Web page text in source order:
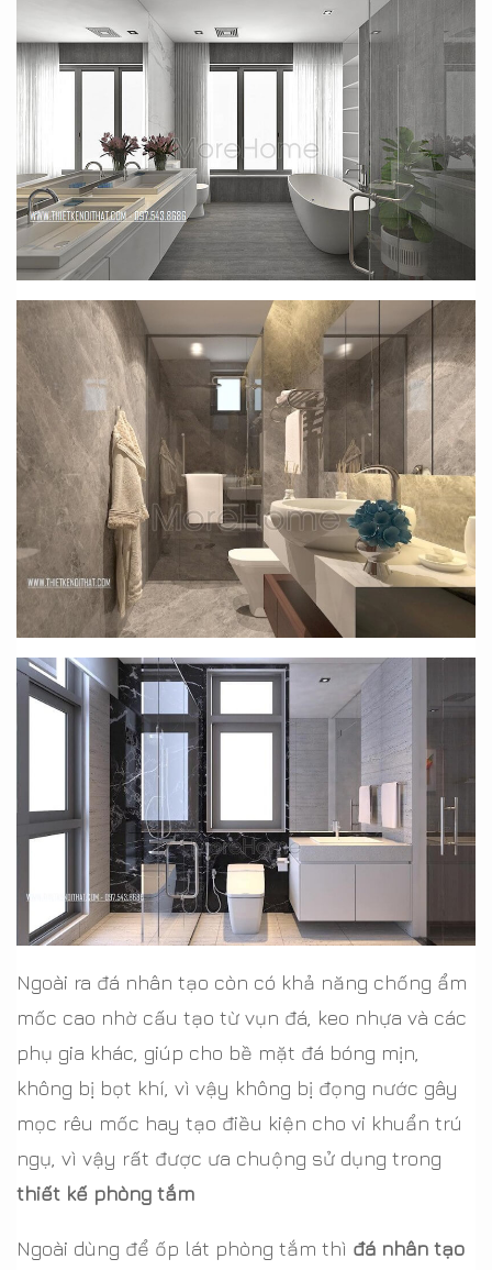
Ngoài ra đá nhân tạo còn có khả năng chống ẩm
mốc cao nhờ cấu tạo từ vụn đá, keo nhựa và các
phụ gia khác, giúp cho bề mặt đá bóng mịn,
không bị bọt khí, vì vậy không bị đọng nước gây
mọc rêu mốc hay tạo điều kiện cho vi khuẩn trú
ngụ, vì vậy rất được ưa chuộng sử dụng trong
thiết kế phòng tắm
Ngoài dùng để ốp lát phòng tắm thì đá nhân tạo